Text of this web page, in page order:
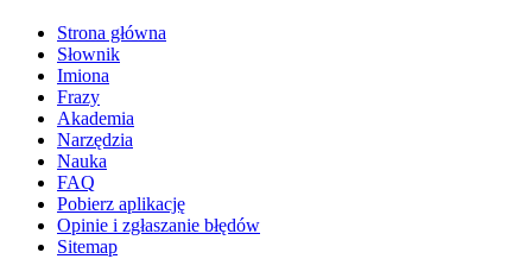
Strona główna
Słownik
Imiona
Frazy
Akademia
Narzędzia
Nauka
FAQ
Pobierz aplikację
Opinie i zgłaszanie błędów
Sitemap